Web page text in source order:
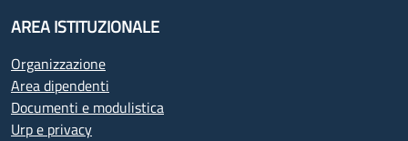
AREA ISTITUZIONALE
Organizzazione
Area dipendenti
Documenti e modulistica
Urp e privacy